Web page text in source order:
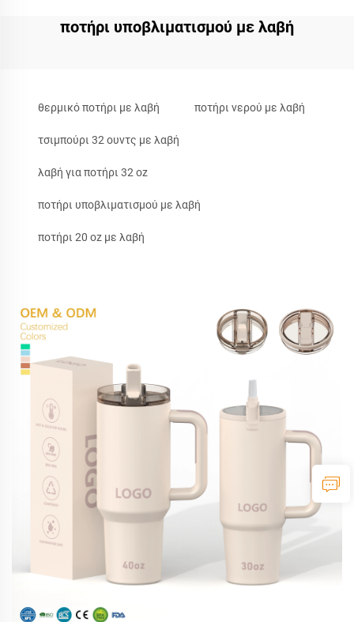
ποτήρι υποβλιματισμού με λαβή
θερμικό ποτήρι με λαβή ποτήρι νερού με λαβή
τσιμπούρι 32 ουντς με λαβή
λαβή για ποτήρι 32 oz
ποτήρι υποβλιματισμού με λαβή
ποτήρι 20 oz με λαβή